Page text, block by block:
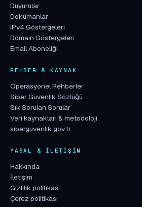
Duyurular
Dokümanlar
IPv4 Göstergeleri
Domain Göstergeleri
Email Aboneliği
REHBER & KAYNAK
Operasyonel Rehberler
Siber Güvenlik Sözlüğü
Sık Sorulan Sorular
Veri kaynakları & metodoloji
siberguvenlik.gov.tr
YASAL & İLETIŞIM
Hakkında
İletişim
Gizlilik politikası
Çerez politikası